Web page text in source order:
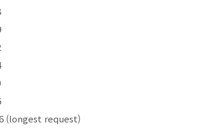
(longest request)